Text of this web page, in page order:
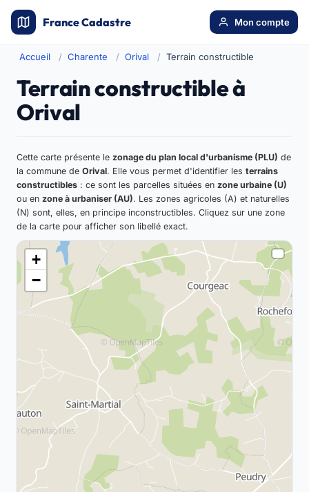
France Cadastre Mon compte
Accueil Charente Orival Terrain constructible
Terrain constructible à
Orival
Cette carte présente le zonage du plan local d'urbanisme (PLU) de
la commune de Orival. Elle vous permet d'identifier les terrains
constructibles : ce sont les parcelles situées en zone urbaine (U)
ou en zone à urbaniser (AU). Les zones agricoles (A) et naturelles
(N) sont, elles, en principe inconstructibles. Cliquez sur une zone
de la carte pour afficher son libellé exact.
+
−